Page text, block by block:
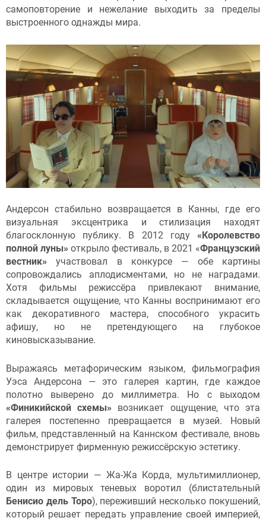
самоповторение и нежелание выходить за пределы
выстроенного однажды мира.
Андерсон стабильно возвращается в Канны, где его
визуальная эксцентрика и стилизация находят
благосклонную публику. В 2012 году «Королевство
полной луны» открыло фестиваль, в 2021 «Французский
вестник»участвовал в конкурсе — обе картины
сопровождались аплодисментами, но не наградами.
Хотя фильмы режиссёра привлекают внимание,
складывается ощущение, что Канны воспринимают его
как декоративного мастера, способного украсить
афишу, но не претендующего на глубокое
киновысказывание.
Выражаясь метафорическим языком, фильмография
Уэса Андерсона — это галерея картин, где каждое
полотно выверено до миллиметра. Но с выходом
«Финикийской схемы» возникает ощущение, что эта
галерея постепенно превращается в музей. Новый
фильм, представленный на Каннском фестивале, вновь
демонстрирует фирменную режиссёрскую эстетику.
В центре истории — Жа-Жа Корда, мультимиллионер,
один из мировых теневых воротил (блистательный
Бенисио дель Торо), переживший несколько покушений,
который решает передать управление своей империей,